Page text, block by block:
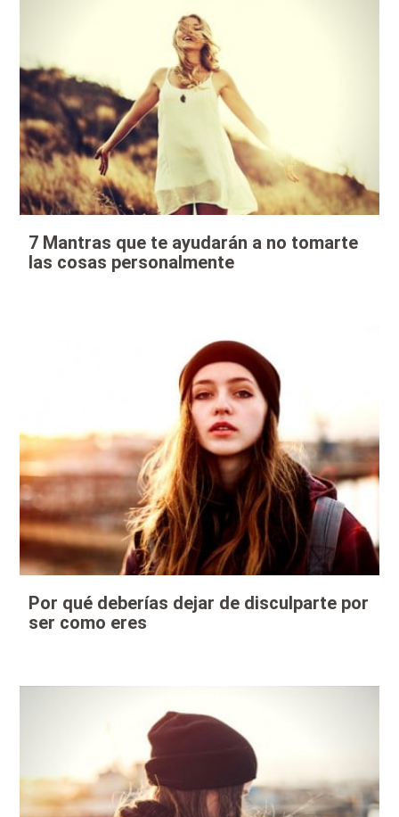
7 Mantras que te ayudarán a no tomarte
las cosas personalmente
Por qué deberías dejar de disculparte por
ser como eres